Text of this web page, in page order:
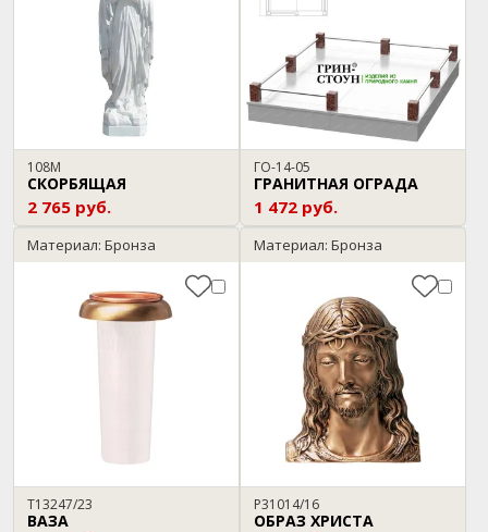
108М
СКОРБЯЩАЯ
2 765 руб.
ГО-14-05
ГРАНИТНАЯ ОГРАДА
1 472 руб.
Материал: Бронза
T13247/23
ВАЗА
Материал: Бронза
P31014/16
ОБРАЗ ХРИСТА